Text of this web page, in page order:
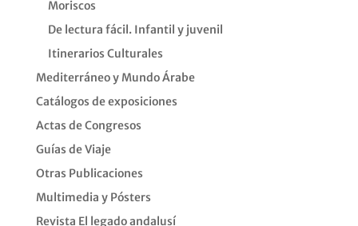
Moriscos
De lectura fácil. Infantil y juvenil
Itinerarios Culturales
Mediterráneo y Mundo Árabe
Catálogos de exposiciones
Actas de Congresos
Guías de Viaje
Otras Publicaciones
Multimedia y Pósters
Revista El legado andalusí